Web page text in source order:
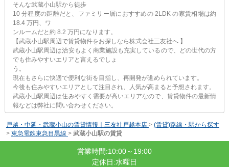
そんな武蔵小山駅から徒歩
10 分程度の距離だと、ファミリー層におすすめの 2LDK の家賃相場は約
18.4 万円、ワ
ンルームだと約 8.2 万円になります。
【武蔵小山駅周辺で賃貸物件をお探しなら株式会社三友社へ 】
武蔵小山駅周辺は治安もよく商業施設も充実しているので、どの世代の方
でも住みやすいエリアと言えるでしょ
う。
現在もさらに快適で便利な街を目指し、再開発が進められています。
今後も住みやすいエリアとして注目され、人気が高まると予想されます。
武蔵小山駅周辺は住みやすく需要が高いエリアなので、賃貸物件の最新情
報などは弊社に問い合わせください。
戸越・中延・武蔵小山の賃貸情報｜三友社戸越本店 > (賃貸)路線・駅から探す
> 東急電鉄東急目黒線 > 武蔵小山駅の賃貸
営業時間:10:00～19:00
定休日:水曜日